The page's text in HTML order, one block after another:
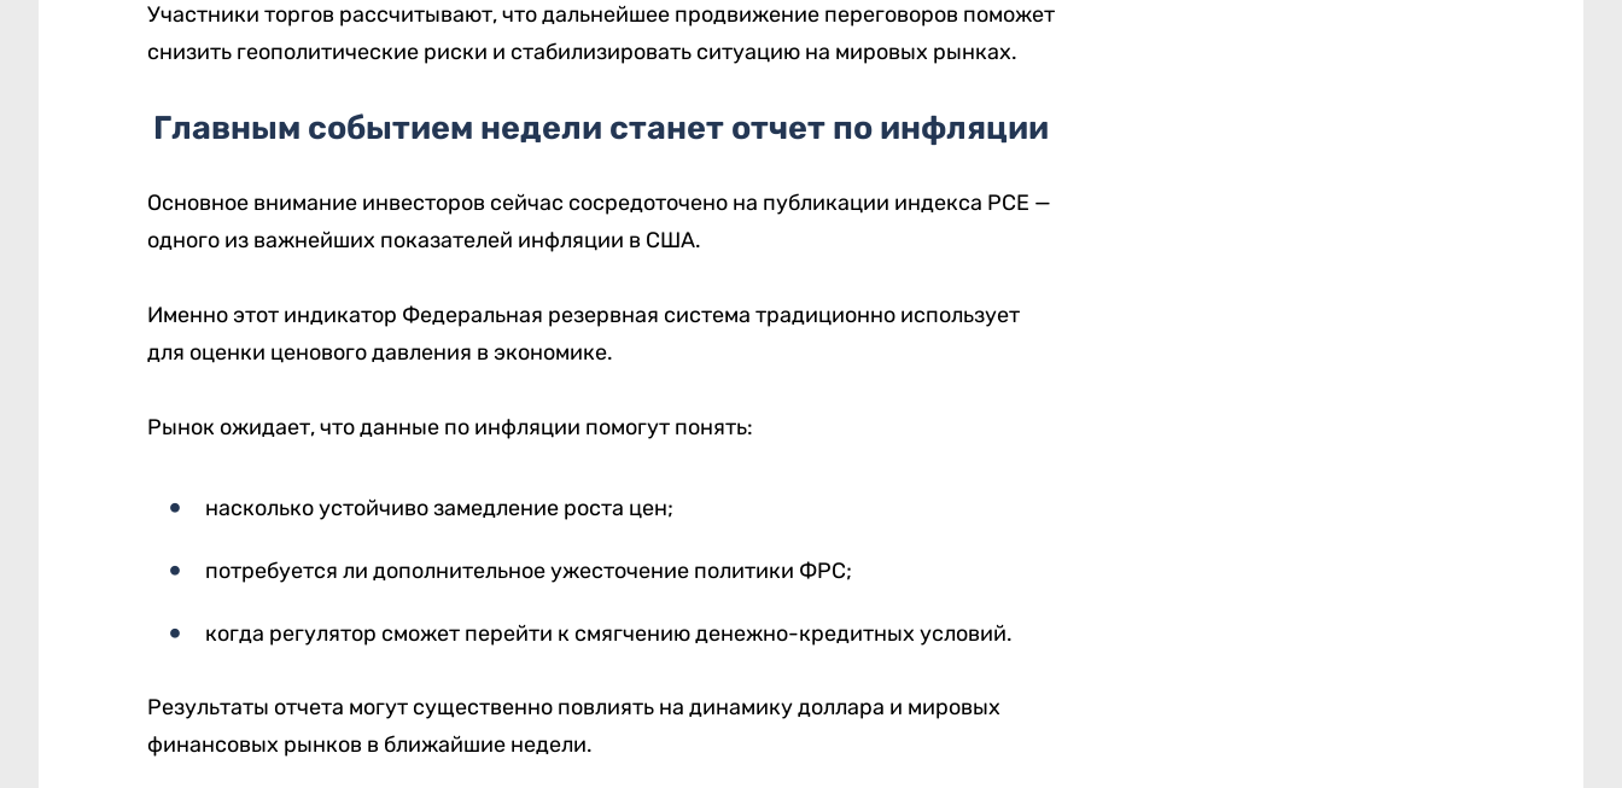
Участники торгов рассчитывают, что дальнейшее продвижение переговоров поможет
снизить геополитические риски и стабилизировать ситуацию на мировых рынках.
Главным событием недели станет отчет по инфляции
Основное внимание инвесторов сейчас сосредоточено на публикации индекса PCE —
одного из важнейших показателей инфляции в США.
Именно этот индикатор Федеральная резервная система традиционно использует
для оценки ценового давления в экономике.
Рынок ожидает, что данные по инфляции помогут понять:
насколько устойчиво замедление роста цен;
потребуется ли дополнительное ужесточение политики ФРС;
когда регулятор сможет перейти к смягчению денежно-кредитных условий.
Результаты отчета могут существенно повлиять на динамику доллара и мировых
финансовых рынков в ближайшие недели.